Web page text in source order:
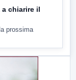
chiarire il
prossima